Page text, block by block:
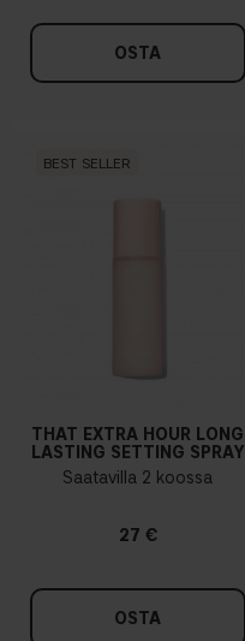
OSTA
BEST SELLER
THAT EXTRA HOUR LONG
LASTING SETTING SPRAY
Saatavilla 2 koossa
27 €
OSTA